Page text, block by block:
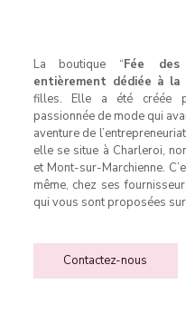
La boutique “Fée des
entièrement dédiée à la
filles. Elle a été créée
passionnée de mode qui
aventure de
elle se situe à Charleroi,
et Mont-sur-Marchienne.
même, chez ses
qui vous sont proposées
Contactez-nous